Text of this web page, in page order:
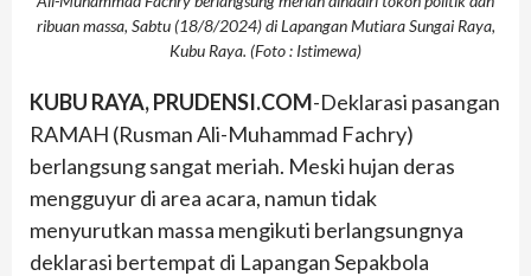
ribuan massa, Sabtu (18/8/2024) di Lapangan Mutiara Sungai Raya,
Kubu Raya. (Foto : Istimewa)
KUBU RAYA, PRUDENSI.COM-Deklarasi pasangan
RAMAH (Rusman Ali-Muhammad Fachry)
berlangsung sangat meriah. Meski hujan deras
mengguyur di area acara, namun tidak
menyurutkan massa mengikuti berlangsungnya
deklarasi bertempat di Lapangan Sepakbola